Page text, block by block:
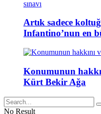
Artık sadece
Infantino’nun en
Konumunun
Kürt Bekir Ağa
No Result